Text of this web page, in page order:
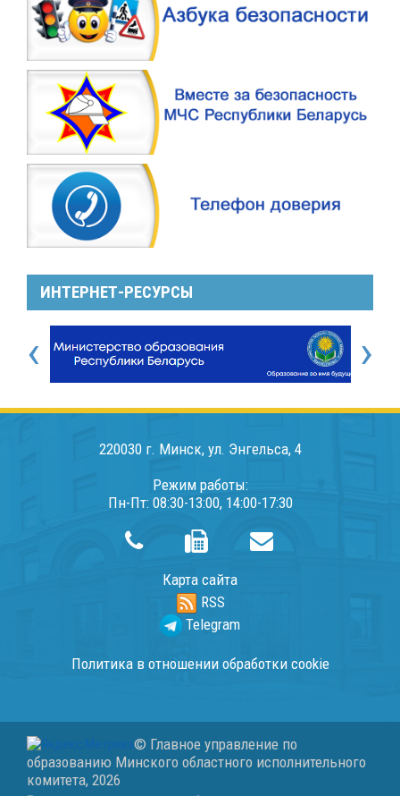
ИНТЕРНЕТ-РЕСУРСЫ
‹ ›
220030 г. Минск, ул. Энгельса, 4
Режим работы:
Пн-Пт: 08:30-13:00, 14:00-17:30
Карта сайта
RSS
Telegram
Политика в отношении обработки cookie
© Главное управление по
образованию Минского областного исполнительного
комитета, 2026